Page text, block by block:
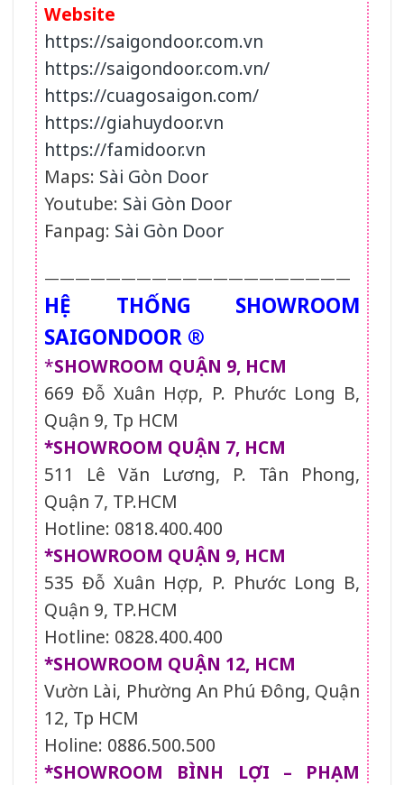
Website
https://saigondoor.com.vn
https://saigondoor.com.vn/
https://cuagosaigon.com/
https://giahuydoor.vn
https://famidoor.vn
Maps: Sài Gòn Door
Youtube: Sài Gòn Door
Fanpag: Sài Gòn Door
————————————————————
HỆ THỐNG SHOWROOM
SAIGONDOOR ®
*SHOWROOM QUẬN 9, HCM
669 Đỗ Xuân Hợp, P. Phước Long B,
Quận 9, Tp HCM
*SHOWROOM QUẬN 7, HCM
511 Lê Văn Lương, P. Tân Phong,
Quận 7, TP.HCM
Hotline: 0818.400.400
*SHOWROOM QUẬN 9, HCM
535 Đỗ Xuân Hợp, P. Phước Long B,
Quận 9, TP.HCM
Hotline: 0828.400.400
*SHOWROOM QUẬN 12, HCM
Vườn Lài, Phường An Phú Đông, Quận
12, Tp HCM
Holine: 0886.500.500
*SHOWROOM BÌNH LỢI – PHẠM